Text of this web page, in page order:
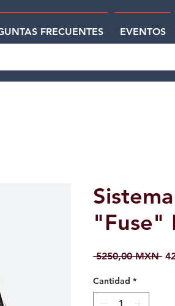
FRECUENTES EVENTOS
"Fuse"
5250,00 MXN
Cantidad *